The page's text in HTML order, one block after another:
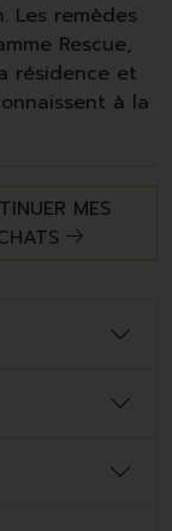
Les remèdes
Rescue,
résidence et
à la
MES